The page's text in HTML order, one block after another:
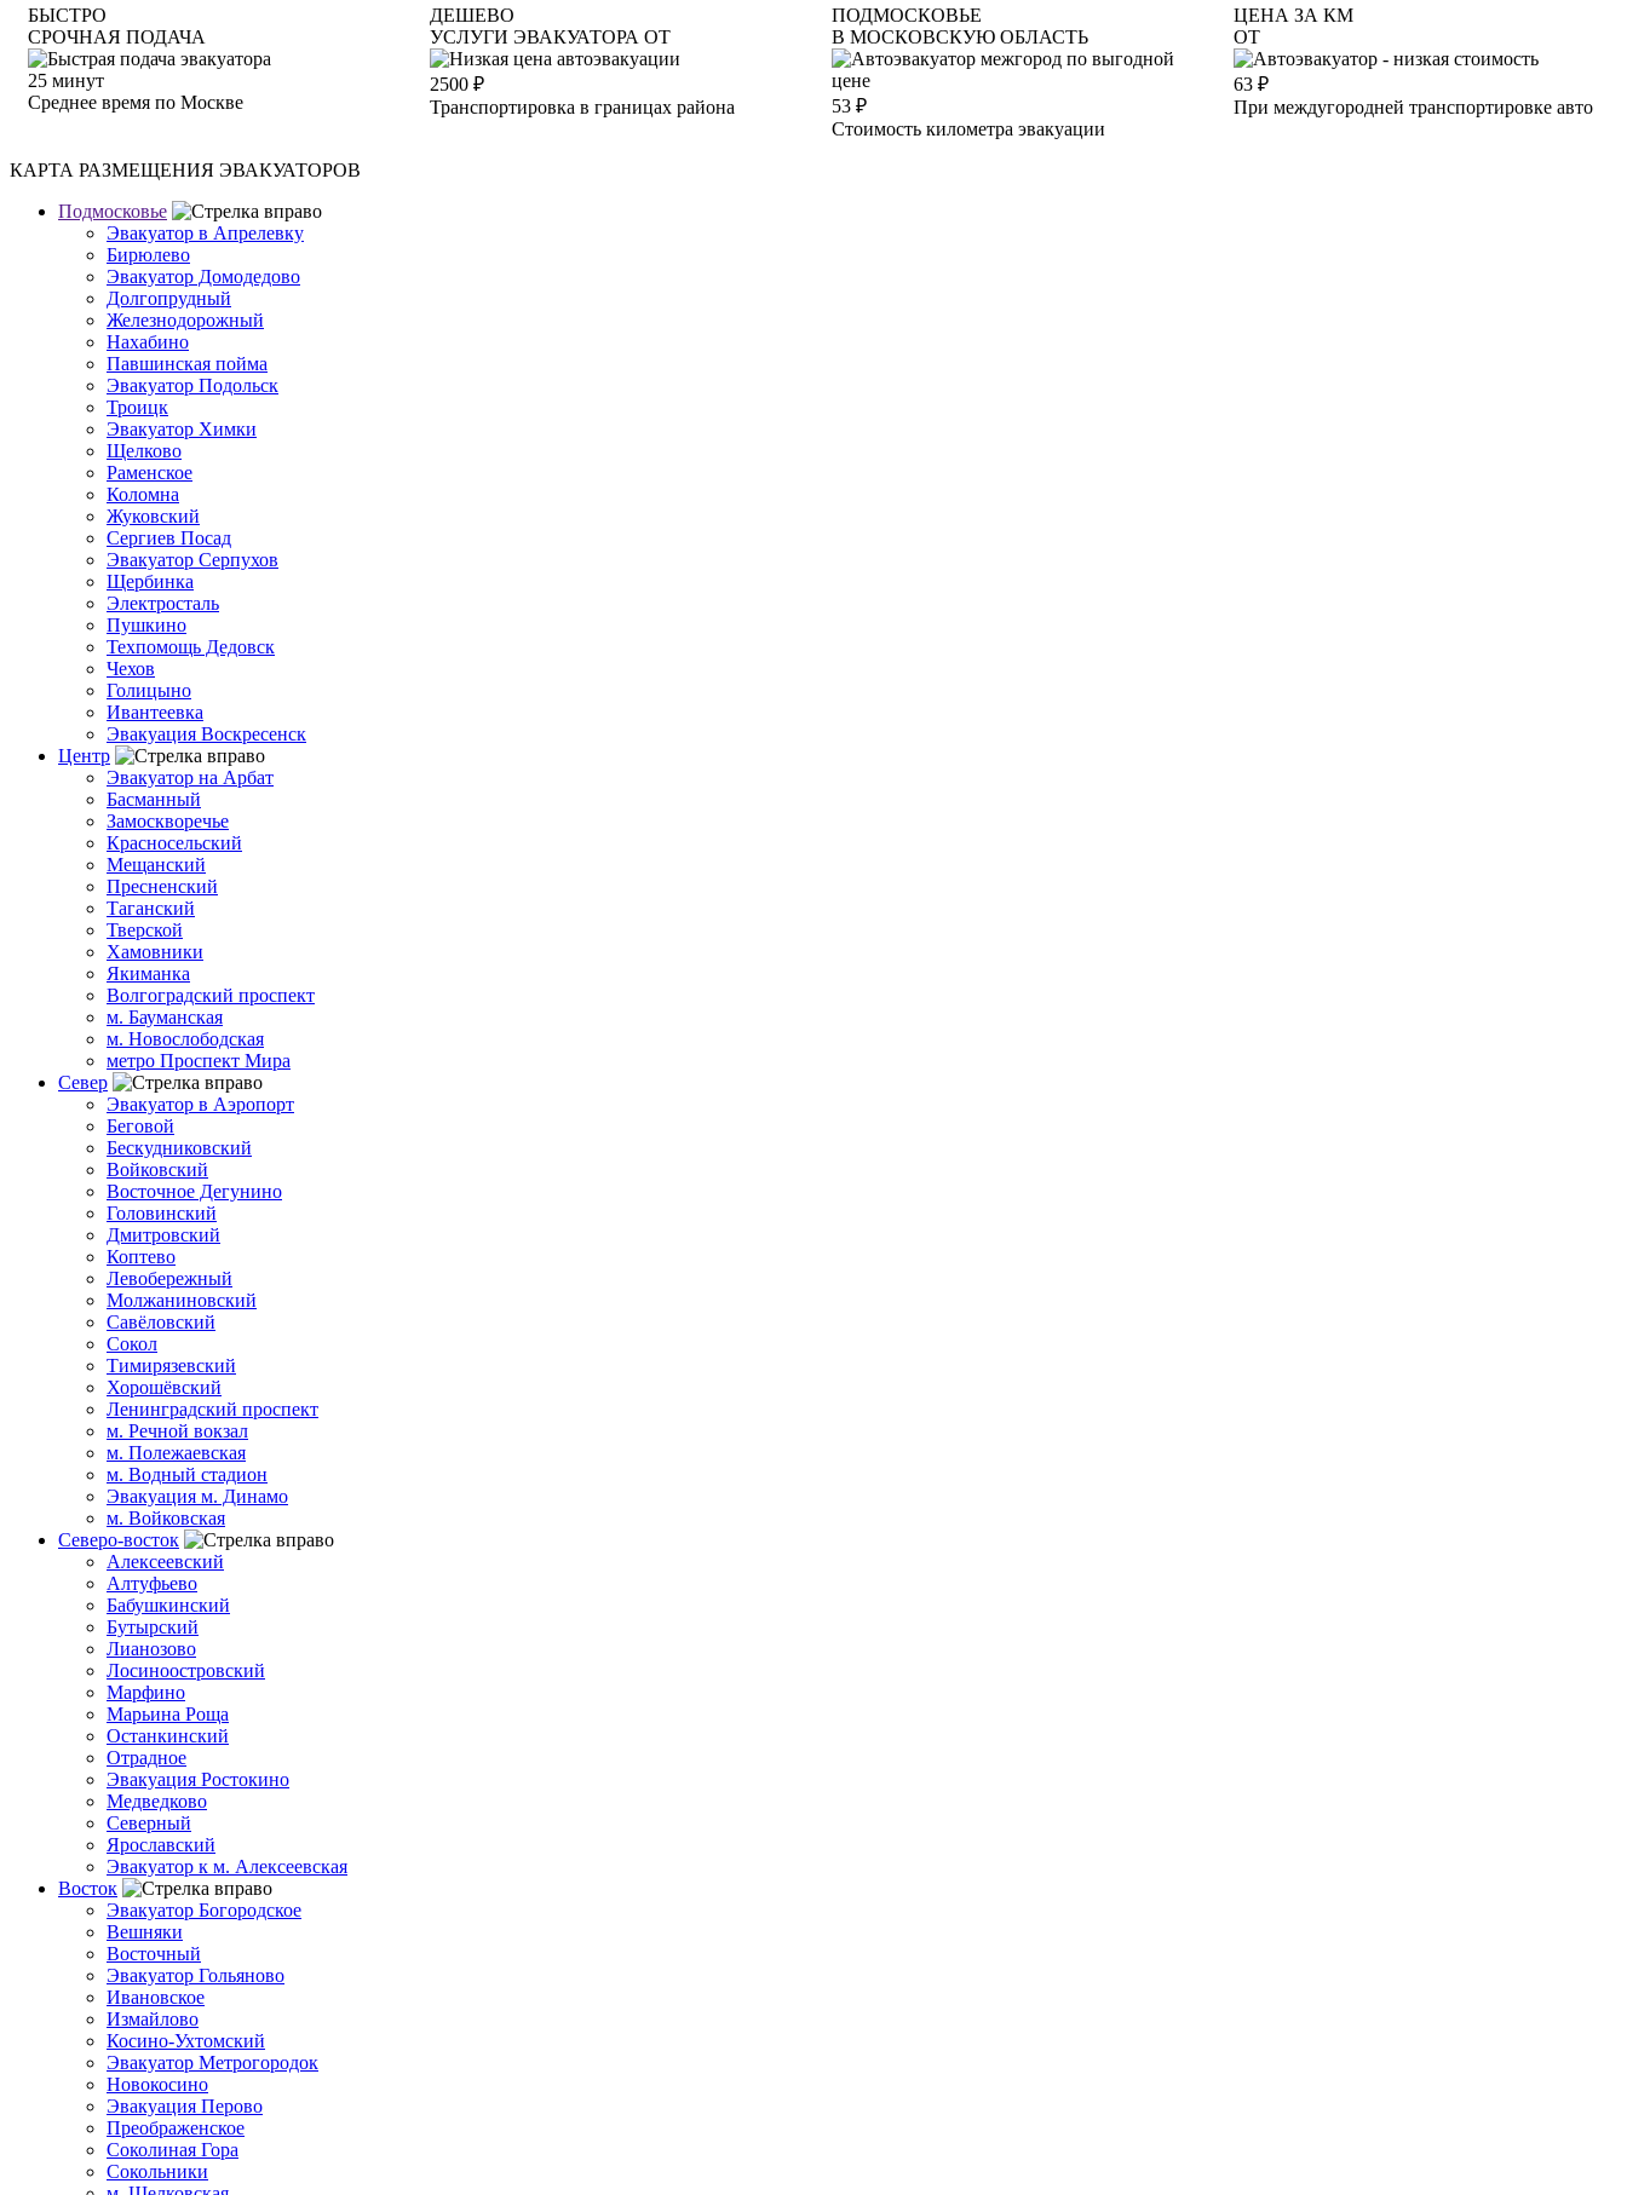
БЫСТРО
СРОЧНАЯ ПОДАЧА
25 минут
Среднее время по Москве
ДЕШЕВО
УСЛУГИ ЭВАКУАТОРА ОТ
2500 ₽
Транспортировка в границах района
ПОДМОСКОВЬЕ
В МОСКОВСКУЮ ОБЛАСТЬ
53 ₽
Стоимость километра эвакуации
ЦЕНА ЗА КМ
ОТ
63 ₽
При междугородней транспортировке авто
КАРТА РАЗМЕЩЕНИЯ ЭВАКУАТОРОВ
Подмосковье
Эвакуатор в Апрелевку
Бирюлево
Эвакуатор Домодедово
Долгопрудный
Железнодорожный
Нахабино
Павшинская пойма
Эвакуатор Подольск
Троицк
Эвакуатор Химки
Щелково
Раменское
Коломна
Жуковский
Сергиев Посад
Эвакуатор Серпухов
Щербинка
Электросталь
Пушкино
Техпомощь Дедовск
Чехов
Голицыно
Ивантеевка
Эвакуация Воскресенск
Центр
Эвакуатор на Арбат
Басманный
Замоскворечье
Красносельский
Мещанский
Пресненский
Таганский
Тверской
Хамовники
Якиманка
Волгоградский проспект
м. Бауманская
м. Новослободская
метро Проспект Мира
Север
Эвакуатор в Аэропорт
Беговой
Бескудниковский
Войковский
Восточное Дегунино
Головинский
Дмитровский
Коптево
Левобережный
Молжаниновский
Савёловский
Сокол
Тимирязевский
Хорошёвский
Ленинградский проспект
м. Речной вокзал
м. Полежаевская
м. Водный стадион
Эвакуация м. Динамо
м. Войковская
Северо-восток
Алексеевский
Алтуфьево
Бабушкинский
Бутырский
Лианозово
Лосиноостровский
Марфино
Марьина Роща
Останкинский
Отрадное
Эвакуация Ростокино
Медведково
Северный
Ярославский
Эвакуатор к м. Алексеевская
Восток
Эвакуатор Богородское
Вешняки
Восточный
Эвакуатор Гольяново
Ивановское
Измайлово
Косино-Ухтомский
Эвакуатор Метрогородок
Новокосино
Эвакуация Перово
Преображенское
Соколиная Гора
Сокольники